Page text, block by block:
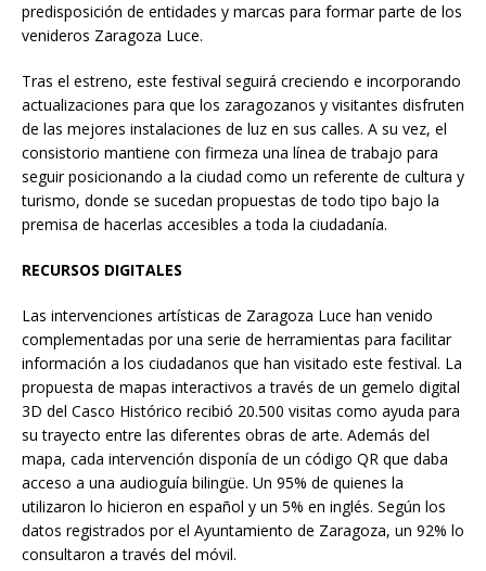
predisposición de entidades y marcas para formar parte de los
venideros Zaragoza Luce.
Tras el estreno, este festival seguirá creciendo e incorporando
actualizaciones para que los zaragozanos y visitantes disfruten
de las mejores instalaciones de luz en sus calles. A su vez, el
consistorio mantiene con firmeza una línea de trabajo para
seguir posicionando a la ciudad como un referente de cultura y
turismo, donde se sucedan propuestas de todo tipo bajo la
premisa de hacerlas accesibles a toda la ciudadanía.
RECURSOS DIGITALES
Las intervenciones artísticas de Zaragoza Luce han venido
complementadas por una serie de herramientas para facilitar
información a los ciudadanos que han visitado este festival. La
propuesta de mapas interactivos a través de un gemelo digital
3D del Casco Histórico recibió 20.500 visitas como ayuda para
su trayecto entre las diferentes obras de arte. Además del
mapa, cada intervención disponía de un código QR que daba
acceso a una audioguía bilingüe. Un 95% de quienes la
utilizaron lo hicieron en español y un 5% en inglés. Según los
datos registrados por el Ayuntamiento de Zaragoza, un 92% lo
consultaron a través del móvil.